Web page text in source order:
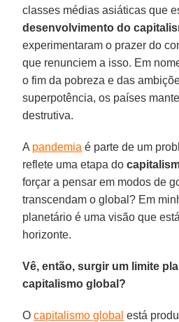
classes médias asiáticas que
desenvolvimento do
experimentaram o prazer do
que renunciem a isso. Em
o fim da pobreza e das
superpotência, os países
destrutiva.
A pandemia é parte de um
reflete uma etapa do
forçar a pensar em modos de
transcendam o global? Em
planetário é uma visão que
horizonte.
Vê, então, surgir um limite
capitalismo global?
Ocapitalismo global está